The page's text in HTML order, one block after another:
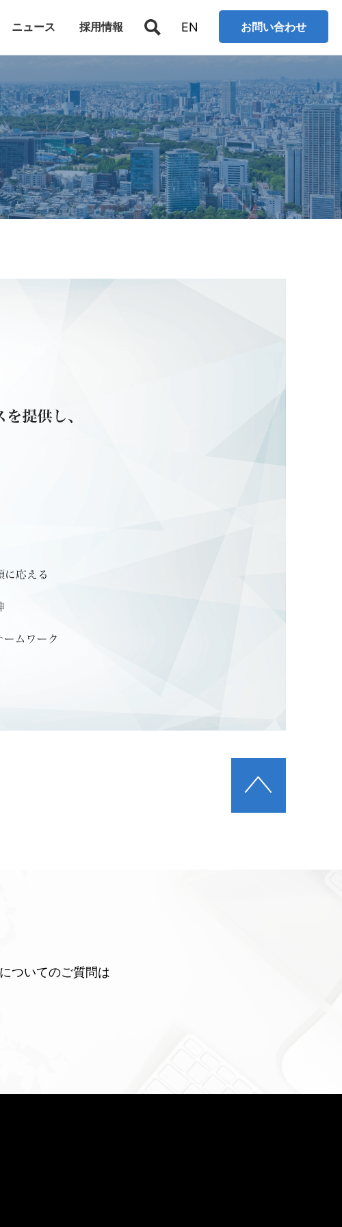
ニュース 採用情報 EN お問い合わせ
ついてのご質問は